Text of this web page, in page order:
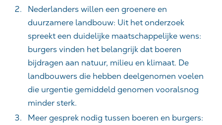
Nederlanders willen een groenere en
duurzamere landbouw: Uit het onderzoek
spreekt een duidelijke maatschappelijke wens:
burgers vinden het belangrijk dat boeren
bijdragen aan natuur, milieu en klimaat. De
landbouwers die hebben deelgenomen voelen
die urgentie gemiddeld genomen vooralsnog
minder sterk.
Meer gesprek nodig tussen boeren en burgers: